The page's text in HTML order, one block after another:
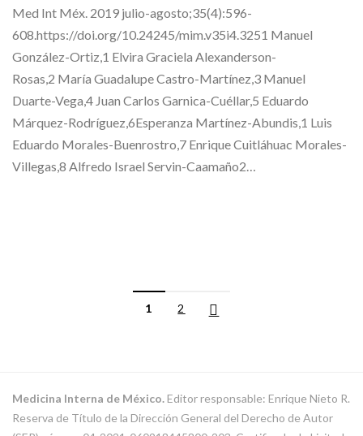
Med Int Méx. 2019 julio-agosto;35(4):596-
608.https://doi.org/10.24245/mim.v35i4.3251 Manuel
González-Ortiz,1 Elvira Graciela Alexanderson-
Rosas,2 María Guadalupe Castro-Martínez,3 Manuel
Duarte-Vega,4 Juan Carlos Garnica-Cuéllar,5 Eduardo
Márquez-Rodríguez,6Esperanza Martínez-Abundis,1 Luis
Eduardo Morales-Buenrostro,7 Enrique Cuitláhuac Morales-
Villegas,8 Alfredo Israel Servin-Caamaño2…
1 2
Medicina Interna de México.Editor responsable: Enrique Nieto R.
Reserva de Título de la Dirección General del Derecho de Autor